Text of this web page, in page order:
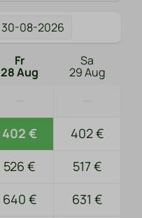
30-08-2026
Fr
28 Aug
Sa
29 Aug
402 € 402 €
526 € 517 €
640 € 631 €